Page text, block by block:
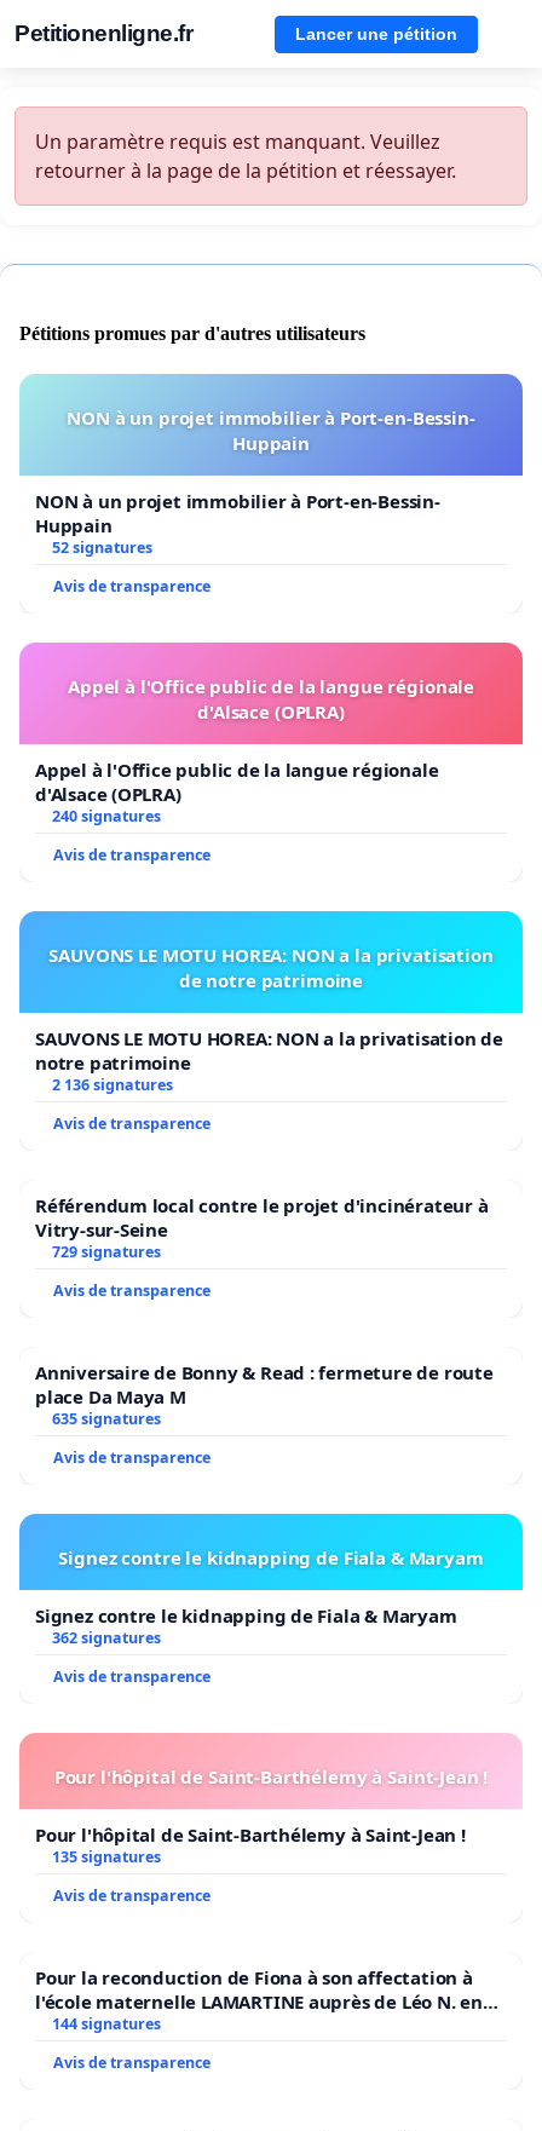
Petitionenligne.fr Lancer une pétition
Un paramètre requis est manquant. Veuillez
retourner à la page de la pétition et réessayer.
Pétitions promues par d'autres utilisateurs
NON à un projet immobilier à Port-en-Bessin-
Huppain
NON à un projet immobilier à Port-en-Bessin-
Huppain
52 signatures
Avis de transparence
Appel à l'Office public de la langue régionale
d'Alsace (OPLRA)
Appel à l'Office public de la langue régionale
d'Alsace (OPLRA)
240 signatures
Avis de transparence
SAUVONS LE MOTU HOREA: NON a la privatisation
de notre patrimoine
SAUVONS LE MOTU HOREA: NON a la privatisation de
notre patrimoine
2 136 signatures
Avis de transparence
Référendum local contre le projet d'incinérateur à
Vitry-sur-Seine
729 signatures
Avis de transparence
Anniversaire de Bonny & Read : fermeture de route
place Da Maya M
635 signatures
Avis de transparence
Signez contre le kidnapping de Fiala & Maryam
Signez contre le kidnapping de Fiala & Maryam
362 signatures
Avis de transparence
Pour l'hôpital de Saint-Barthélemy à Saint-Jean !
Pour l'hôpital de Saint-Barthélemy à Saint-Jean !
135 signatures
Avis de transparence
Pour la reconduction de Fiona à son affectation à
l'école maternelle LAMARTINE auprès de Léo N. en
2026/2027
144 signatures
Avis de transparence